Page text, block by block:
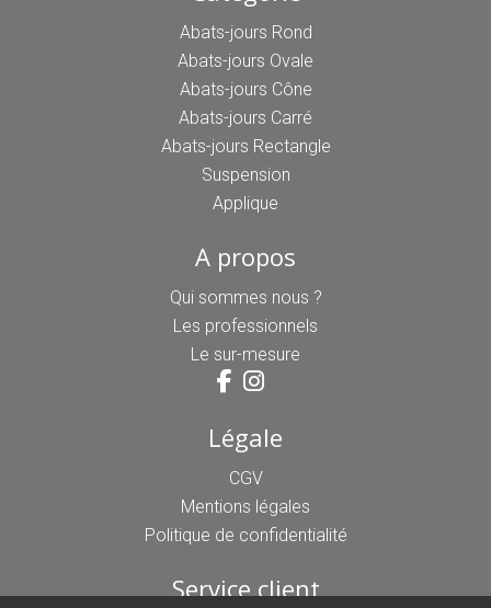
Abats-jours Rond
Abats-jours Ovale
Abats-jours Cône
Abats-jours Carré
Abats-jours Rectangle
Suspension
Applique
A propos
Qui sommes nous ?
Les professionnels
Le sur-mesure
Légale
CGV
Mentions légales
Politique de confidentialité
Service client